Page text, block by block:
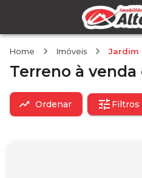
Home Imóveis Jardim
Terreno à venda
Ordenar Filtros